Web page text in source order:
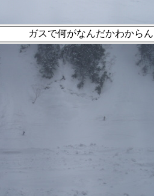
ガスで何がなんだかわからん